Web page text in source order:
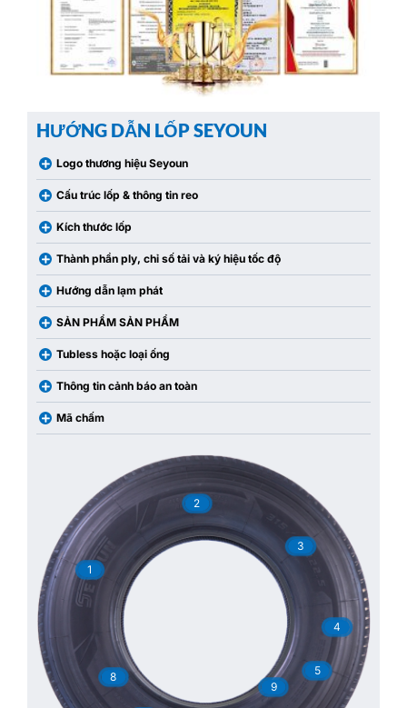
HƯỚNG DẪN LỐP SEYOUN
Logo thương hiệu Seyoun
Cấu trúc lốp & thông tin reo
Kích thước lốp
Thành phần ply, chỉ số tải và ký hiệu tốc độ
Hướng dẫn lạm phát
SẢN PHẨM SẢN PHẨM
Tubless hoặc loại ống
Thông tin cảnh báo an toàn
Mã chấm
1
2
3
4
5
8
9